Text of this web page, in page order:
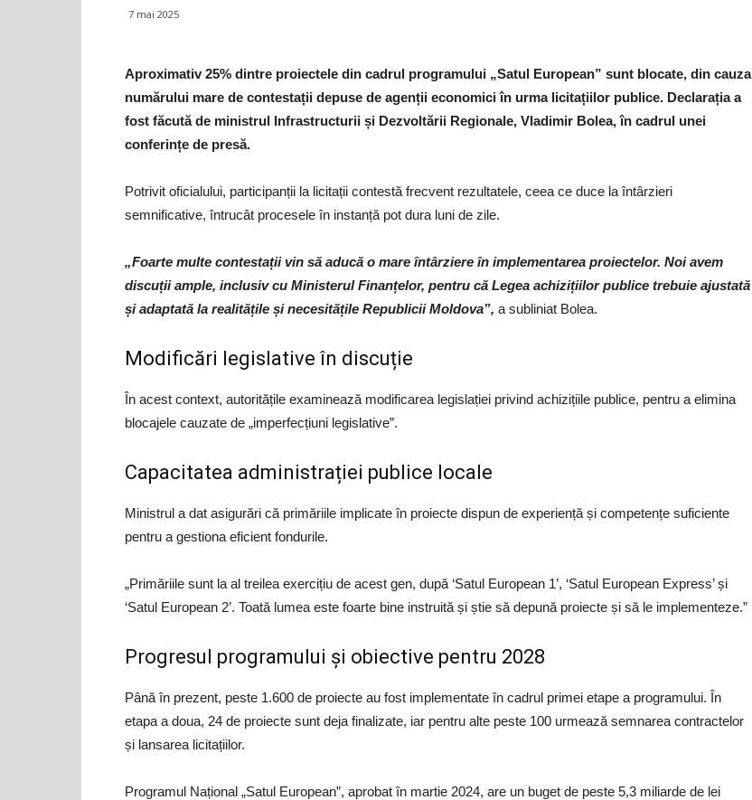
7 mai 2025
Aproximativ 25% dintre proiectele din cadrul programului „Satul European” sunt blocate, din cauza
numărului mare de contestații depuse de agenții economici în urma licitațiilor publice. Declarația a
fost făcută de ministrul Infrastructurii și Dezvoltării Regionale, Vladimir Bolea, în cadrul unei
conferințe de presă.
Potrivit oficialului, participanții la licitații contestă frecvent rezultatele, ceea ce duce la întârzieri
semnificative, întrucât procesele în instanță pot dura luni de zile.
„Foarte multe contestații vin să aducă o mare întârziere în implementarea proiectelor. Noi avem
discuții ample, inclusiv cu Ministerul Finanțelor, pentru că Legea achizițiilor publice trebuie ajustată
și adaptată la realitățile și necesitățile Republicii Moldova”, a subliniat Bolea.
Modificări legislative în discuție
În acest context, autoritățile examinează modificarea legislației privind achizițiile publice, pentru a elimina
blocajele cauzate de „imperfecțiuni legislative”.
Capacitatea administrației publice locale
Ministrul a dat asigurări că primăriile implicate în proiecte dispun de experiență și competențe suficiente
pentru a gestiona eficient fondurile.
„Primăriile sunt la al treilea exercițiu de acest gen, după ‘Satul European 1’, ‘Satul European Express’ și
‘Satul European 2’. Toată lumea este foarte bine instruită și știe să depună proiecte și să le implementeze.”
Progresul programului și obiective pentru 2028
Până în prezent, peste 1.600 de proiecte au fost implementate în cadrul primei etape a programului. În
etapa a doua, 24 de proiecte sunt deja finalizate, iar pentru alte peste 100 urmează semnarea contractelor
și lansarea licitațiilor.
Programul Național „Satul European”, aprobat în martie 2024, are un buget de peste 5,3 miliarde de lei